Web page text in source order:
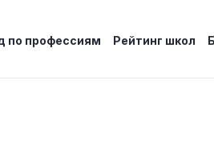
по профессиям Рейтинг школ